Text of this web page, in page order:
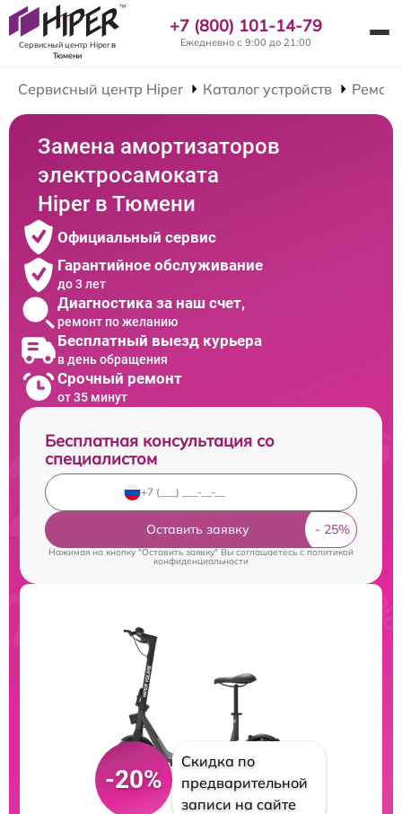
Сервисный центр Hiperв
Тюмени
+7 (800) 101-14-79
Ежедневно с 9:00 до 21:00
Сервисный центр Hiper Каталог устройств
Замена амортизаторов
электросамоката
Hiper в Тюмени
Официальный сервис
Гарантийное обслуживание
до 3 лет
Диагностика за наш счет,
ремонт по желанию
Бесплатный выезд курьера
в день обращения
Срочный ремонт
от 35 минут
Бесплатная консультация со
специалистом
Оставить заявку
Нажимая на кнопку "Оставить заявку" Вы соглашаетесь cполитикой
конфиденциальности
-20%
Скидка по
предварительной
записи на сайте